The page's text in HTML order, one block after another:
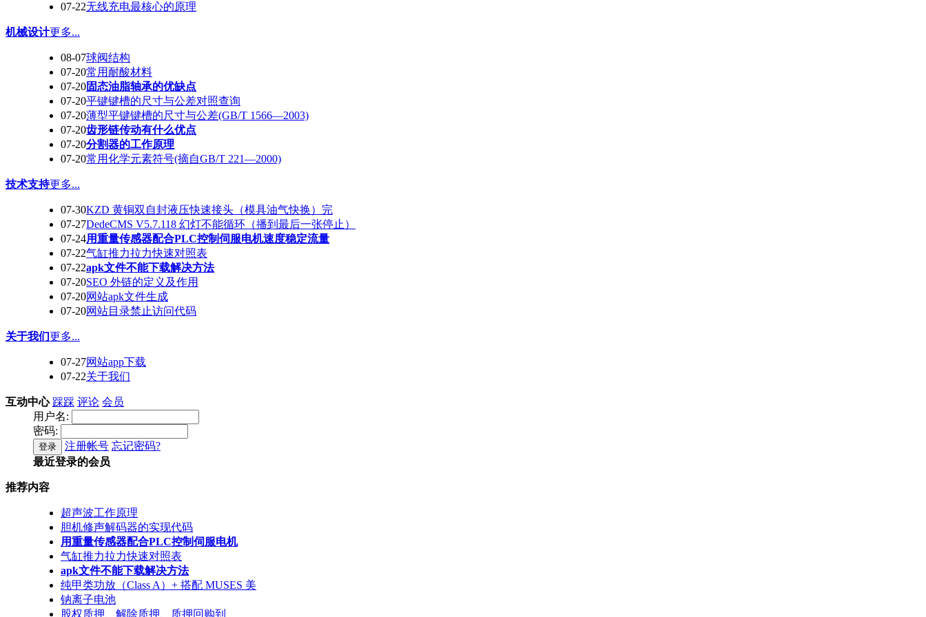
07-22无线充电最核心的原理
机械设计更多...
08-07球阀结构
07-20常用耐酸材料
07-20固态油脂轴承的优缺点
07-20平键键槽的尺寸与公差对照查询
07-20薄型平键键槽的尺寸与公差(GB/T 1566—2003)
07-20齿形链传动有什么优点
07-20分割器的工作原理
07-20常用化学元素符号(摘自GB/T 221—2000)
技术支持更多...
07-30KZD 黄铜双自封液压快速接头（模具油气快换）完
07-27DedeCMS V5.7.118 幻灯不能循环（播到最后一张停止）
07-24用重量传感器配合PLC控制伺服电机速度稳定流量
07-22气缸推力拉力快速对照表
07-22apk文件不能下载解决方法
07-20SEO 外链的定义及作用
07-20网站apk文件生成
07-20网站目录禁止访问代码
关于我们更多...
07-27网站app下载
07-22关于我们
互动中心 踩踩 评论 会员
用户名:
密码:
登录 注册帐号 忘记密码?
最近登录的会员
推荐内容
超声波工作原理
胆机修声解码器的实现代码
用重量传感器配合PLC控制伺服电机
气缸推力拉力快速对照表
apk文件不能下载解决方法
纯甲类功放（Class A）+ 搭配 MUSES 美
钠离子电池
股权质押、解除质押、质押回购到